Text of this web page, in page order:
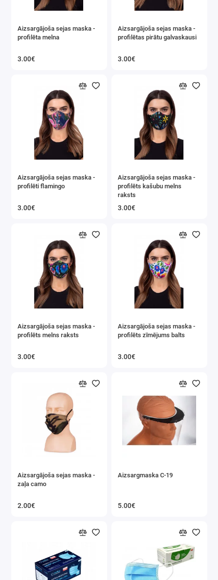
Aizsargājoša sejas maska ​​-
profilēta melna
3.00€
Aizsargājoša sejas maska ​​-
profilētas pirātu galvaskausi
3.00€
Aizsargājoša sejas maska ​​-
profilēti flamingo
3.00€
Aizsargājoša sejas maska ​​-
profilēts kašubu melns
raksts
3.00€
Aizsargājoša sejas maska ​​-
profilēts melns raksts
3.00€
Aizsargājoša sejas maska ​​-
profilēts zīmējums balts
3.00€
Aizsargājoša sejas maska ​​-
zaļa camo
2.00€
Aizsargmaska C-19
5.00€